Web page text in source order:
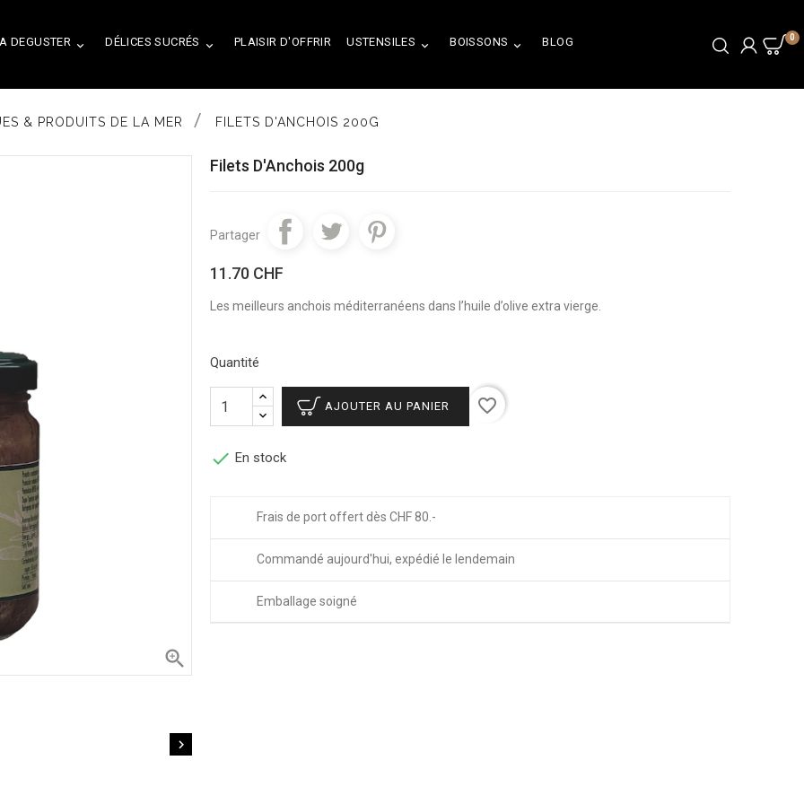
0

A DEGUSTER 
DÉLICES SUCRÉS PLAISIR D'OFFRIR 
USTENSILES 
BOISSONS BLOG
& PRODUITS DE LA MER FILETS D'ANCHOIS 200G


Filets D'Anchois 200g
Partager
11.70 CHF
Les meilleurs anchois méditerranéens dans l’huile d’olive extra vierge.
Quantité
AJOUTER AU PANIER favorite_border
 En stock
Frais de port offert dès CHF 80.-
Commandé aujourd'hui, expédié le lendemain
Emballage soigné